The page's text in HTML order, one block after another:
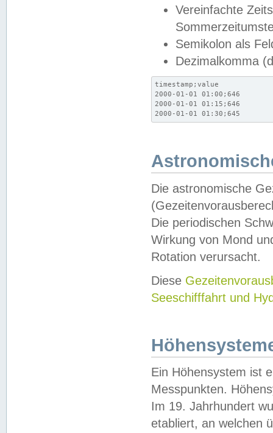
Vereinfachte
Semikolon als
Dezimalkomma
timestamp;value
2000-01-01 01:00;646
2000-01-01 01:15;646
2000-01-01 01:30;645
Die astronomische
Die periodischen
Wirkung von Mond
Rotation verursacht.
Diese
Seeschifffahrt und
Ein Höhensystem ist
Messpunkten.
Im 19. Jahrhundert
etabliert, an welchen